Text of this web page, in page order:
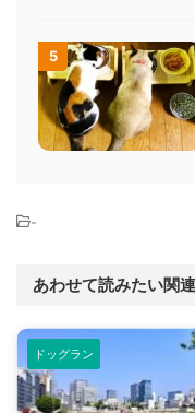
5
-
あわせて読みたい関
ドッグラン